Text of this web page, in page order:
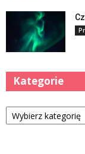
Kategorie
Kategorie